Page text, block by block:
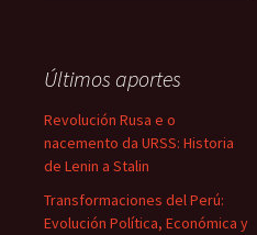
Últimos aportes
Revolución Rusa e o
nacemento da URSS: Historia
de Lenin a Stalin
Transformaciones del Perú:
Evolución Política, Económica y